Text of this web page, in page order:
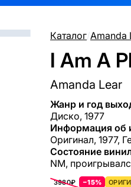
Каталог/Amanda
I Am A
Amanda Lear
Жанр и год
Диско, 1977
Информация об
Оригинал, 1977,
Состояние
NM,
3980₽ −15%